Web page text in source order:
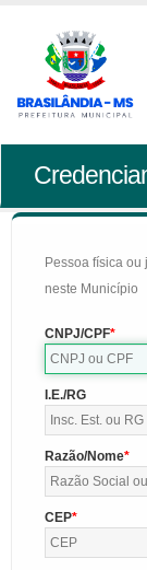
Pessoa física
neste Município
CNPJ/CPF
I.E./RG
Razão/Nome
CEP